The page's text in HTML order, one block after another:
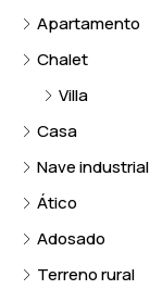
Apartamento
Chalet
Villa
Casa
Nave industrial
Ático
Adosado
Terreno rural